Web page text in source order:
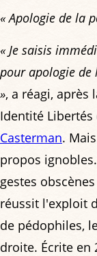
« Apologie de la
« Je saisis
pour apologie
», a réagi, après
Identité
Casterman.
propos
gestes
réussit l'exploit
de pédophiles,
droite. Écrite en